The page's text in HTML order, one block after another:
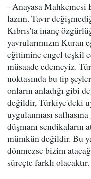
- Anayasa Mahkemesi
lazım. Tavır
Kıbrıs'ta inanç
yavrularımızın Kuran
eğitimine engel teşkil
müsaade edemeyiz.
noktasında bu tip
onların anladığı gibi
değildir, Türkiye'deki
uygulanması
düşmanı sendikaların
mümkün değildir. Bu
dönmezse bizim
süreçte farklı olacaktır.